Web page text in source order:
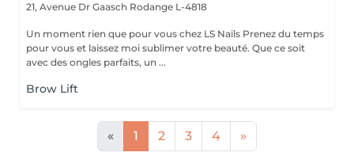
21, Avenue Dr Gaasch Rodange L-4818
Un moment rien que pour vous chez LS Nails Prenez du temps
pour vous et laissez moi sublimer votre beauté. Que ce soit
avec des ongles parfaits, un ...
Brow Lift
« 1 2 3 4 »